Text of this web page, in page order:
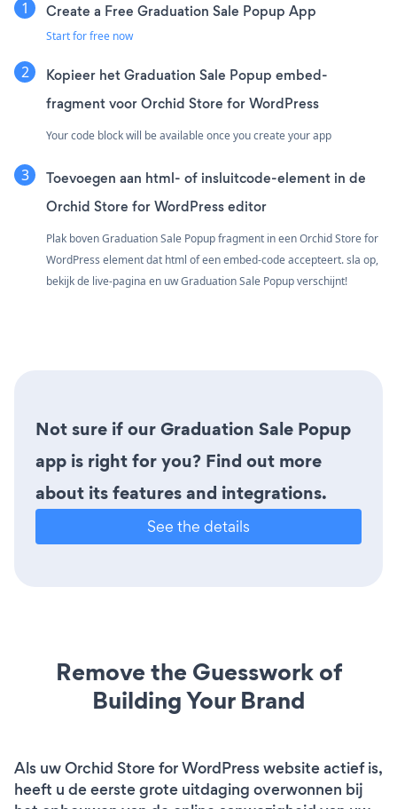
Create a Free Graduation Sale Popup App
Start for free now
Kopieer het Graduation Sale Popup embed-
fragment voor Orchid Store for WordPress
Your code block will be available once you create your app
Toevoegen aan html- of insluitcode-element in de
Orchid Store for WordPress editor
Plak boven Graduation Sale Popup fragment in een Orchid Store for
WordPress element dat html of een embed-code accepteert. sla op,
bekijk de live-pagina en uw Graduation Sale Popup verschijnt!
Not sure if our Graduation Sale Popup
app is right for you? Find out more
about its features and integrations.
See the details
Remove the Guesswork of
Building Your Brand
Als uw Orchid Store for WordPress website actief is,
heeft u de eerste grote uitdaging overwonnen bij